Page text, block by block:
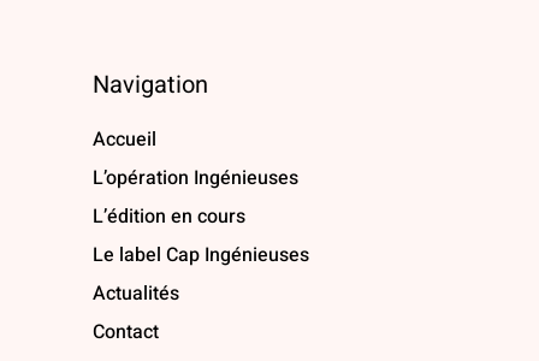
Navigation
Accueil
L’opération Ingénieuses
L’édition en cours
Le label Cap Ingénieuses
Actualités
Contact